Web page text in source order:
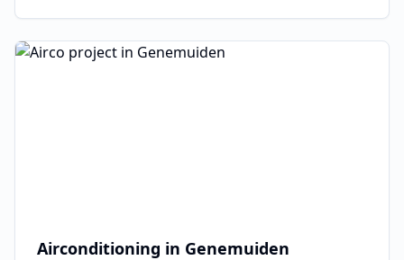
Airconditioning in Genemuiden